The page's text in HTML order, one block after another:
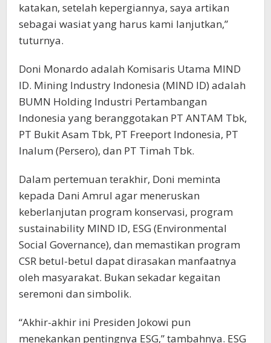
katakan, setelah kepergiannya, saya artikan
sebagai wasiat yang harus kami lanjutkan,”
tuturnya.
Doni Monardo adalah Komisaris Utama MIND
ID. Mining Industry Indonesia (MIND ID) adalah
BUMN Holding Industri Pertambangan
Indonesia yang beranggotakan PT ANTAM Tbk,
PT Bukit Asam Tbk, PT Freeport Indonesia, PT
Inalum (Persero), dan PT Timah Tbk.
Dalam pertemuan terakhir, Doni meminta
kepada Dani Amrul agar meneruskan
keberlanjutan program konservasi, program
sustainability MIND ID, ESG (Environmental
Social Governance), dan memastikan program
CSR betul-betul dapat dirasakan manfaatnya
oleh masyarakat. Bukan sekadar kegaitan
seremoni dan simbolik.
“Akhir-akhir ini Presiden Jokowi pun
menekankan pentingnya ESG,” tambahnya. ESG